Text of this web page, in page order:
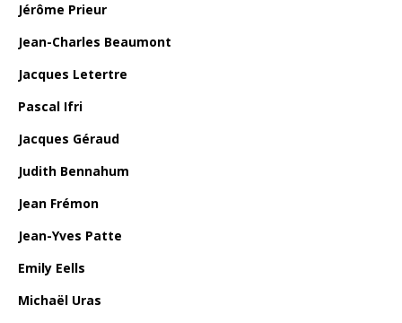
Jérôme Prieur
Jean-Charles Beaumont
Jacques Letertre
Pascal Ifri
Jacques Géraud
Judith Bennahum
Jean Frémon
Jean-Yves Patte
Emily Eells
Michaël Uras